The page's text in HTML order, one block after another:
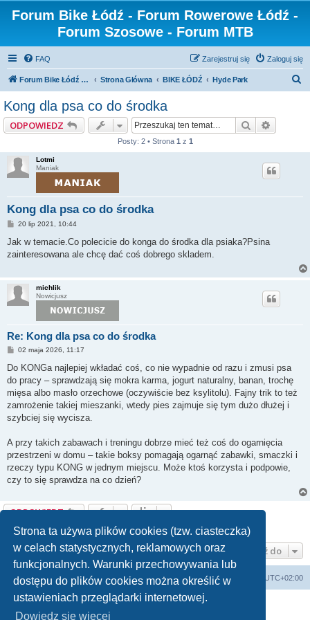
Strona ta używa plików cookies (tzw. ciasteczka)
w celach statystycznych, reklamowych oraz
funkcjonalnych. Warunki przechowywania lub
dostępu do plików cookies można określić w
ustawieniach przeglądarki internetowej.
Dowiedz się więcej
Forum Bike Łódź - Forum Rowerowe Łódź -
Forum Szosowe - Forum MTB
FAQ Zaloguj się
Zarejestruj się
Forum Bike Łódź - Forum Rowerowe Łódź - Forum Szosowe - Forum MTB Strona Główna BIKE ŁÓDŹ Hyde Park
Kong dla psa co do środka
ODPOWIEDZ Szukaj
Posty: 2 • Strona 1 z 1
Lotmi
Maniak
Kong dla psa co do środka
P
s
20 lip 2021, 10:44
Jak w temacie.Co polecicie do konga do środka dla psiaka?Psina
zainteresowana ale chcę dać coś dobrego skladem.
michlik
Nowicjusz
Re: Kong dla psa co do środka
P
s
02 maja 2026, 11:17
Do KONGa najlepiej wkładać coś, co nie wypadnie od razu i zmusi psa
do pracy – sprawdzają się mokra karma, jogurt naturalny, banan, trochę
mięsa albo masło orzechowe (oczywiście bez ksylitolu). Fajny trik to też
zamrożenie takiej mieszanki, wtedy pies zajmuje się tym dużo dłużej i
szybciej się wycisza.
A przy takich zabawach i treningu dobrze mieć też coś do ogarnięcia
przestrzeni w domu – takie boksy pomagają ogarnąć zabawki, smaczki i
rzeczy typu KONG w jednym miejscu. Może ktoś korzysta i podpowie,
czy to się sprawdza na co dzień?
ODPOWIEDZ
Posty: 2 • Strona1z1
Przejdź do
Forum Bike Łódź - Forum Rowerowe Łódź - Forum Szosowe - Forum MTB Strona Główna Strefa czasowa UTC+02:00
Linki partnerskie: strony www lodz Fotografia Analogowa